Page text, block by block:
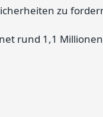
zu
rund 1,1